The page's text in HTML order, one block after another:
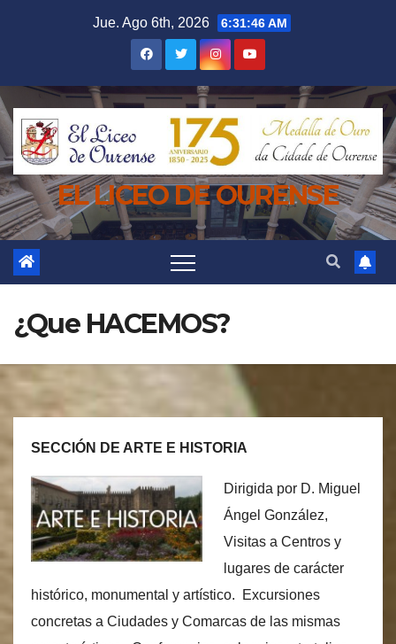
Jue. Ago 6th, 2026 6:31:47 AM
EL LICEO DE OURENSE
¿Que HACEMOS?
SECCIÓN DE ARTE E HISTORIA
Dirigida por D. Miguel
Ángel González,
Visitas a Centros y
lugares de carácter
histórico, monumental y artístico. Excursiones
concretas a Ciudades y Comarcas de las mismas